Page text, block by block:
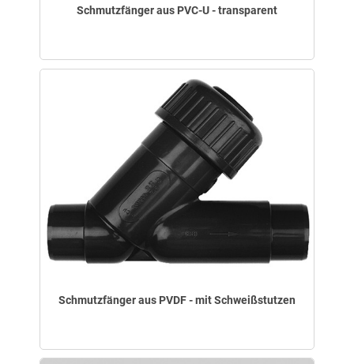
Schmutzfänger aus PVC-U - transparent
Schmutzfänger aus PVDF - mit Schweißstutzen